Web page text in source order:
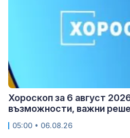
Хороскоп за 6 август
възможности, важни
05:00 • 06.08.26